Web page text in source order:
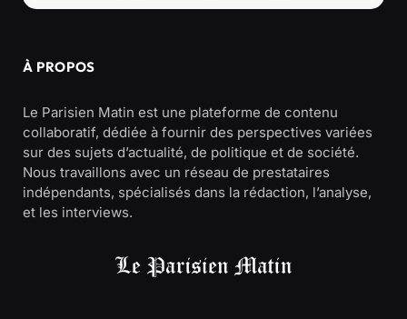
À PROPOS
Le Parisien Matin est une plateforme de contenu
collaboratif, dédiée à fournir des perspectives variées
sur des sujets d’actualité, de politique et de société.
Nous travaillons avec un réseau de prestataires
indépendants, spécialisés dans la rédaction, l’analyse,
et les interviews.